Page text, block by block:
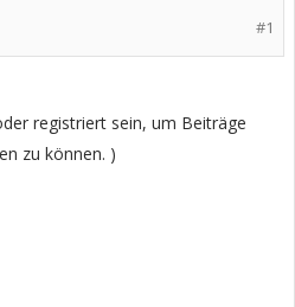
#1
registriert sein, um Beiträge
zu können. )